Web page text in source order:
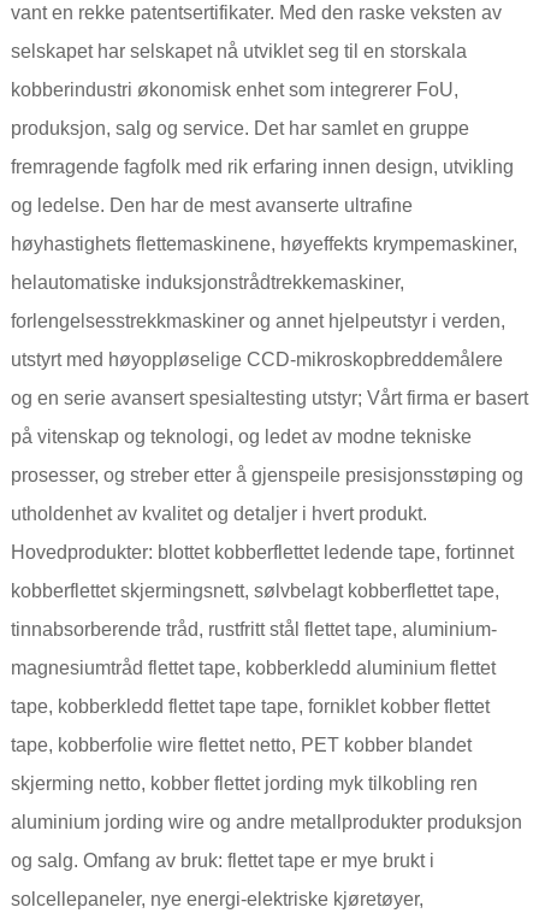
vant en rekke patentsertifikater. Med den raske veksten av
selskapet har selskapet nå utviklet seg til en storskala
kobberindustri økonomisk enhet som integrerer FoU,
produksjon, salg og service. Det har samlet en gruppe
fremragende fagfolk med rik erfaring innen design, utvikling
og ledelse. Den har de mest avanserte ultrafine
høyhastighets flettemaskinene, høyeffekts krympemaskiner,
helautomatiske induksjonstrådtrekkemaskiner,
forlengelsesstrekkmaskiner og annet hjelpeutstyr i verden,
utstyrt med høyoppløselige CCD-mikroskopbreddemålere
og en serie avansert spesialtesting utstyr; Vårt firma er basert
på vitenskap og teknologi, og ledet av modne tekniske
prosesser, og streber etter å gjenspeile presisjonsstøping og
utholdenhet av kvalitet og detaljer i hvert produkt.
Hovedprodukter: blottet kobberflettet ledende tape, fortinnet
kobberflettet skjermingsnett, sølvbelagt kobberflettet tape,
tinnabsorberende tråd, rustfritt stål flettet tape, aluminium-
magnesiumtråd flettet tape, kobberkledd aluminium flettet
tape, kobberkledd flettet tape tape, forniklet kobber flettet
tape, kobberfolie wire flettet netto, PET kobber blandet
skjerming netto, kobber flettet jording myk tilkobling ren
aluminium jording wire og andre metallprodukter produksjon
og salg. Omfang av bruk: flettet tape er mye brukt i
solcellepaneler, nye energi-elektriske kjøretøyer,